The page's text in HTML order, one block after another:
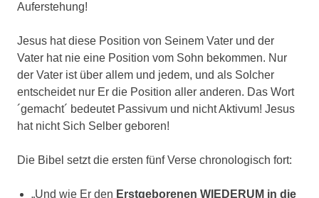
Auferstehung!
Jesus hat diese Position von Seinem Vater und der
Vater hat nie eine Position vom Sohn bekommen. Nur
der Vater ist über allem und jedem, und als Solcher
entscheidet nur Er die Position aller anderen. Das Wort
´gemacht´ bedeutet Passivum und nicht Aktivum! Jesus
hat nicht Sich Selber geboren!
Die Bibel setzt die ersten fünf Verse chronologisch fort:
„Und wie Er den Erstgeborenen WIEDERUM in die